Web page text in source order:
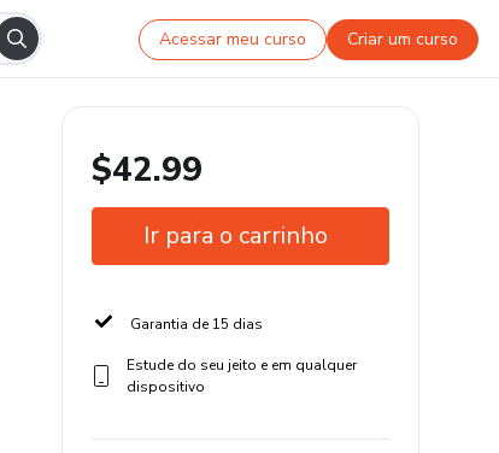
Acessar meu curso Criar um curso
$42.99
Ir para o carrinho
Garantia de 15 dias
Estude do seu jeito e em qualquer
dispositivo